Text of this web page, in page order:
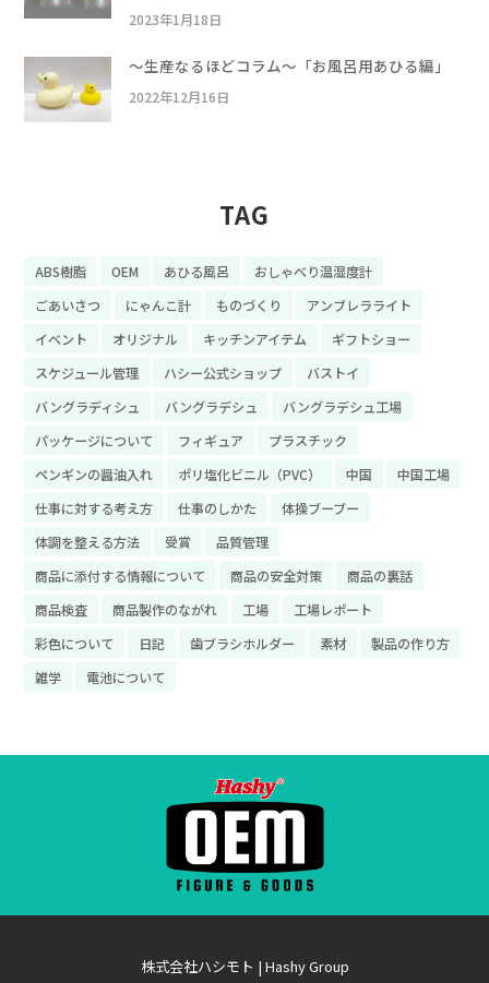
2023年1月18日
〜生産なるほどコラム〜「お風呂用あひる編」
2022年12月16日
TAG
ABS樹脂 OEM あひる風呂
おしゃべり温湿度計
ごあいさつ
にゃんこ計 ものづくり
アンブレラライト
イベント
オリジナル キッチンアイテム
ギフトショー
スケジュール管理
ハシー公式ショップ
バストイ
バングラディシュ
バングラデシュ
バングラデシュ工場
パッケージについて
フィギュア
プラスチック
ペンギンの醤油入れ
ポリ塩化ビニル（PVC） 中国
中国工場
仕事に対する考え方
仕事のしかた
体操ブーブー
体調を整える方法
受賞
品質管理
商品に添付する情報について
商品の安全対策
商品の裏話
商品検査
商品製作のながれ 工場
工場レポート
彩色について
日記 歯ブラシホルダー 素材
製品の作り方
雑学
電池について
株式会社ハシモト | Hashy Group